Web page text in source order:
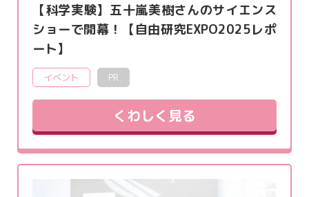
【科学実験】五十嵐美樹さんのサイエンス
ショーで開幕！【自由研究EXPO2025レポ
ート】
イベント PR
くわしく見る